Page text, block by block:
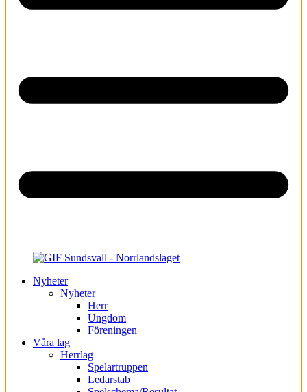
Nyheter
Nyheter
Herr
Ungdom
Föreningen
Våra lag
Herrlag
Spelartruppen
Ledarstab